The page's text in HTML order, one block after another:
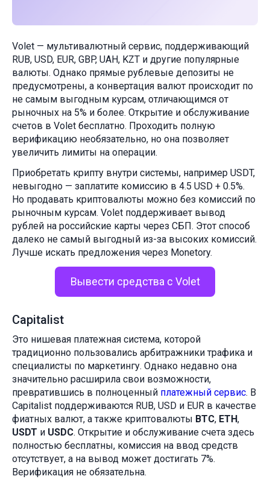
Volet — мультивалютный сервис, поддерживающий
RUB, USD, EUR, GBP, UAH, KZT и другие популярные
валюты. Однако прямые рублевые депозиты не
предусмотрены, а конвертация валют происходит по
не самым выгодным курсам, отличающимся от
рыночных на 5% и более. Открытие и обслуживание
счетов в Volet бесплатно. Проходить полную
верификацию необязательно, но она позволяет
увеличить лимиты на операции.
Приобретать крипту внутри системы, например USDT,
невыгодно — заплатите комиссию в 4.5 USD + 0.5%.
Но продавать криптовалюты можно без комиссий по
рыночным курсам. Volet поддерживает вывод
рублей на российские карты через СБП. Этот способ
далеко не самый выгодный из-за высоких комиссий.
Лучше искать предложения через Monetory.
Вывести средства с Volet
Capitalist
Это нишевая платежная система, которой
традиционно пользовались арбитражники трафика и
специалисты по маркетингу. Однако недавно она
значительно расширила свои возможности,
превратившись в полноценный платежный сервис. В
Capitalist поддерживаются RUB, USD и EUR в качестве
фиатных валют, а также криптовалюты BTC, ETH,
USDT и USDC. Открытие и обслуживание счета здесь
полностью бесплатны, комиссия на ввод средств
отсутствует, а на вывод может достигать 7%.
Верификация не обязательна.